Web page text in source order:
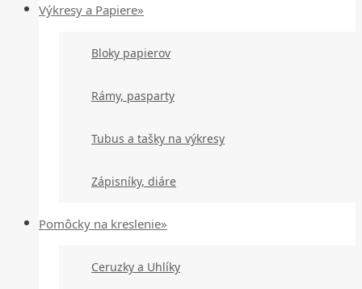
Výkresy a Papiere»
Bloky papierov
Rámy, pasparty
Tubus a tašky na výkresy
Zápisníky, diáre
Pomôcky na kreslenie»
Ceruzky a Uhlíky